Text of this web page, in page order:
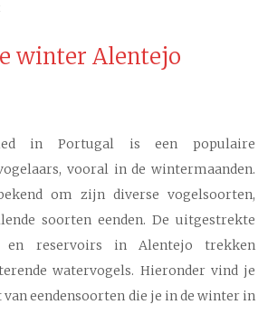
winter Alentejo
in Portugal is een populaire
vooral in de wintermaanden.
om zijn diverse vogelsoorten,
soorten eenden. De uitgestrekte
en reservoirs in Alentejo trekken
watervogels. Hieronder vind je
eendensoorten die je in de winter in